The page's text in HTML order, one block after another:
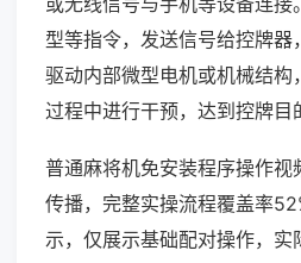
型等指令，发送信号给控牌
驱动内部微型电机或机械结构
过程中进行干预，达到控牌目
普通麻将机免安装程序操作视
传播，完整实操流程覆盖率
示，仅展示基础配对操作，